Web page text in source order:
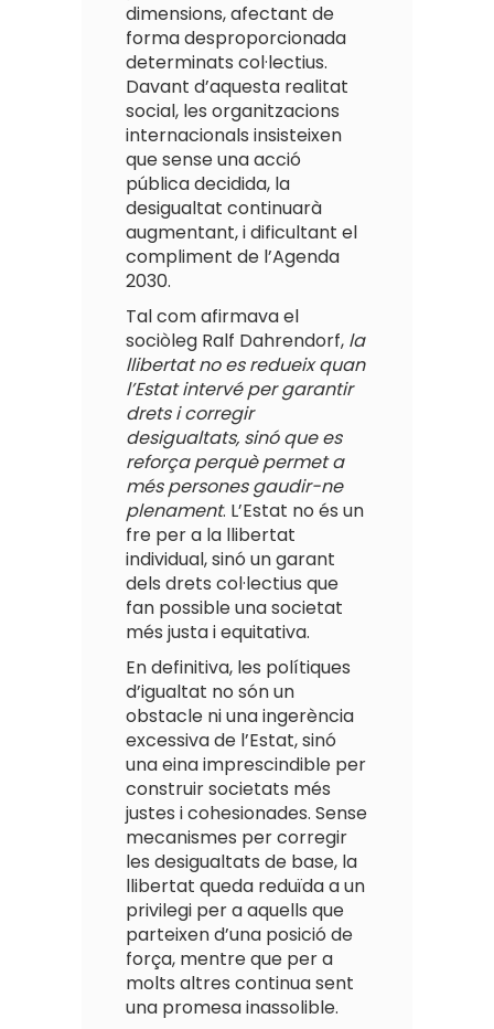
dimensions, afectant de
forma desproporcionada
determinats col·lectius.
Davant d’aquesta realitat
social, les organitzacions
internacionals insisteixen
que sense una acció
pública decidida, la
desigualtat continuarà
augmentant, i dificultant el
compliment de l’Agenda
2030.
Tal com afirmava el
sociòleg Ralf Dahrendorf, la
llibertat no es redueix quan
l’Estat intervé per garantir
drets i corregir
desigualtats, sinó que es
reforça perquè permet a
més persones gaudir-ne
plenament. L’Estat no és un
fre per a la llibertat
individual, sinó un garant
dels drets col·lectius que
fan possible una societat
més justa i equitativa.
En definitiva, les polítiques
d’igualtat no són un
obstacle ni una ingerència
excessiva de l’Estat, sinó
una eina imprescindible per
construir societats més
justes i cohesionades. Sense
mecanismes per corregir
les desigualtats de base, la
llibertat queda reduïda a un
privilegi per a aquells que
parteixen d’una posició de
força, mentre que per a
molts altres continua sent
una promesa inassolible.